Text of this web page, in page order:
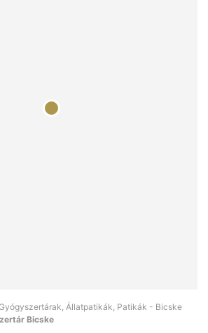
Állatpatikák, Patikák - Bicske
Bicske